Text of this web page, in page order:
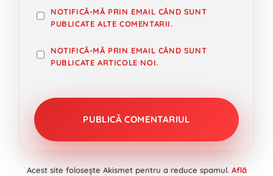
NOTIFICĂ-MĂ PRIN EMAIL CÂND SUNT
PUBLICATE ALTE COMENTARII.
NOTIFICĂ-MĂ PRIN EMAIL CÂND SUNT
PUBLICATE ARTICOLE NOI.
Acest site folosește Akismet pentru a reduce spamul. Află